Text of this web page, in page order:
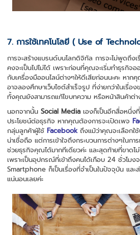
7. การใช้เทคโนโลยี ( Use of
การจะสร้างแบรนด์บนโลกดิจิทัล การจะไม่พูดถึงเ
คงจะเป็นไปไม่ได้ เพราะก่อนที่คุณจะเริ่มทำธุรกิ
กับเครื่องมืออนไลน์ต่างๆให้ดีเสียก่อนนะคะ หาก
อาจลองศึกษาเว็บไซต์สำเร็จรูป ที่ง่ายกว่าในเรื่อ
ทั้งคุณยังสามารถแก้ไขบทความ หรือหน้าสินค้าต่า
นอกจากนั้นSocial Mediaเองก็เป็นอีกสื่อหนึ่ง
ประโยชน์ต่อธุรกิจ หากคุณต้องการจะเปิดเพจ
กลุ่มลูกค้าผู้ใช้Facebookถึงแม้ว่าคุณจะเลือกใ
น่าเชื่อถือ แต่การเข้าใจถึงกระบวนการต่างๆในก
ช่วยธุรกิจคุณได้มากทีเดียวค่ะ และสุดท้ายที่ขาดไ
เพราะเป็นอุปกรณ์ที่เข้าถึงคนได้เกือบ 24 ชั่วโมง
Smartphone ก็เป็นเรื่องที่จำเป็นในปัจจุบัน แล
แน่นอนเลยค่ะ